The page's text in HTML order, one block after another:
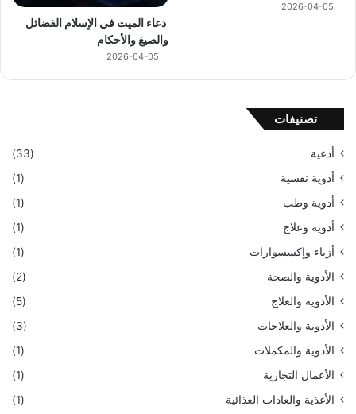
2026-04-05
دعاء الميت في الإسلام الفضائل
والصيغ والأحكام
2026-04-05
تصنيفات
أدعية
(33)
أدوية نفسية
(1)
أدوية وطب
(1)
أدوية وعلاج
(1)
أزياء وإكسسوارات
(1)
الأدوية والصحة
(2)
الأدوية والعلاج
(5)
الأدوية والعلاجات
(3)
الأدوية والمكملات
(1)
الأعمال التجارية
(1)
الأغذية والعادات الغذائية
(1)